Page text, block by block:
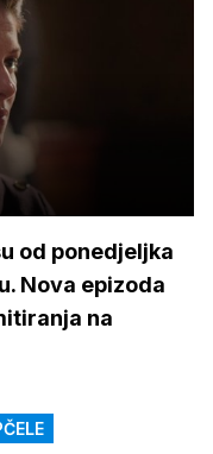
od ponedjeljka
Nova epizoda
na